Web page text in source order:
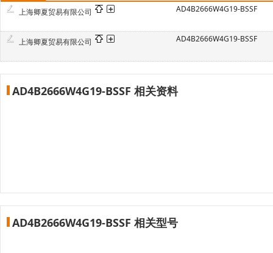
上海卿夏贸易有限公司
AD4B2666W4G19-BSSF
上海卿夏贸易有限公司 AD4B2666W4G19-BSSF
AD4B2666W4G19-BSSF 相关资料
AD4B2666W4G19-BSSF 相关型号